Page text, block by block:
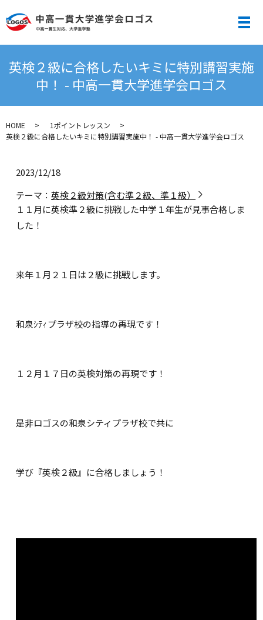
メ
英検２級に合格したいキミに特別講習実施
中！ - 中高一貫大学進学会ロゴス
HOME
1ポイントレッスン
英検２級に合格したいキミに特別講習実施中！ - 中高一貫大学進学会ロゴス
2023/12/18
テーマ：英検２級対策(含む準２級、準１級）
１１月に英検準２級に挑戦した中学１年生が見事合格しま
した！
来年１月２１日は２級に挑戦します。
和泉ｼﾃｨプラザ校の指導の再現です！
１２月１７日の英検対策の再現です！
是非ロゴスの和泉シティプラザ校で共に
学び『英検２級』に合格しましょう！